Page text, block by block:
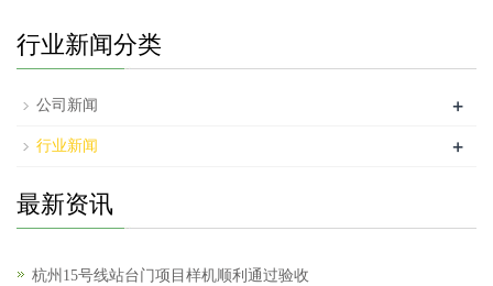
行业新闻分类
公司新闻 +
行业新闻 +
最新资讯
杭州15号线站台门项目样机顺利通过验收